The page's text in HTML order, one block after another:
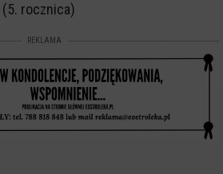
(5. rocznica)
REKLAMA